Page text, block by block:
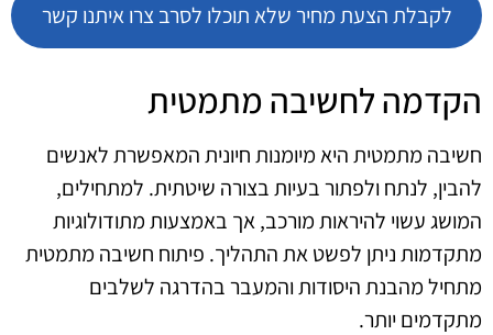
לקבלת הצעת מחיר שלא תוכלו לסרב צרו איתנו קשר
הקדמה לחשיבה מתמטית
חשיבה מתמטית היא מיומנות חיונית המאפשרת לאנשים
להבין, לנתח ולפתור בעיות בצורה שיטתית. למתחילים,
המושג עשוי להיראות מורכב, אך באמצעות מתודולוגיות
מתקדמות ניתן לפשט את התהליך. פיתוח חשיבה מתמטית
מתחיל מהבנת היסודות והמעבר בהדרגה לשלבים
מתקדמים יותר.